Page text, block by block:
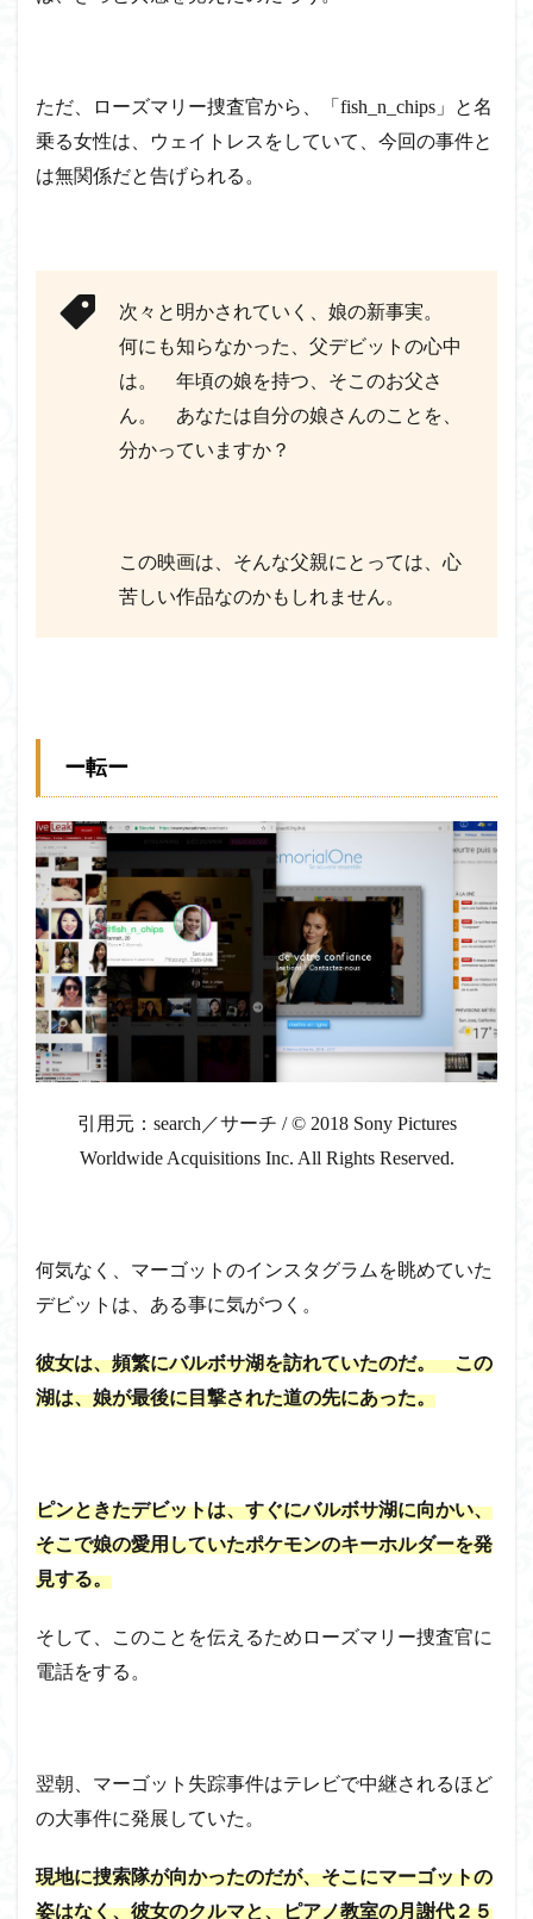
ただ、ローズマリー捜査官から、「fish_n_chips」と名
乗る女性は、ウェイトレスをしていて、今回の事件と
は無関係だと告げられる。
次々と明かされていく、娘の新事実。
何にも知らなかった、父デビットの心中
は。 年頃の娘を持つ、そこのお父さ
ん。 あなたは自分の娘さんのことを、
分かっていますか？
この映画は、そんな父親にとっては、心
苦しい作品なのかもしれません。
ー転ー
引用元：search／サーチ / © 2018 Sony Pictures
Worldwide Acquisitions Inc. All Rights Reserved.
何気なく、マーゴットのインスタグラムを眺めていた
デビットは、ある事に気がつく。
彼女は、頻繁にバルボサ湖を訪れていたのだ。 この
湖は、娘が最後に目撃された道の先にあった。
ピンときたデビットは、すぐにバルボサ湖に向かい、
そこで娘の愛用していたポケモンのキーホルダーを発
見する。
そして、このことを伝えるためローズマリー捜査官に
電話をする。
翌朝、マーゴット失踪事件はテレビで中継されるほど
の大事件に発展していた。
現地に捜索隊が向かったのだが、そこにマーゴットの
姿はなく、彼女のクルマと、ピアノ教室の月謝代２５